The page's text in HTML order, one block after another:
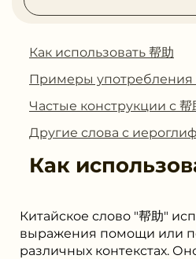
Как использовать 帮助
Примеры употребления
Частые конструкции с 帮
Другие слова с
Как
Китайское слово "帮助"
выражения помощи или
различных контекстах.